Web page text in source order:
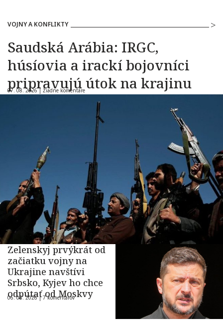
VOJNY A KONFLIKTY
Saudská Arábia: IRGC,
húsíovia a irackí bojovníci
pripravujú útok na krajinu
07. 08. 2026 | Žiadne komentáre
Zelenskyj prvýkrát od
začiatku vojny na
Ukrajine navštívi
Srbsko, Kyjev ho chce
odpútať od Moskvy
06. 08. 2026 |7 komentárov